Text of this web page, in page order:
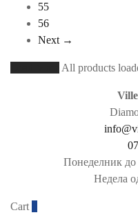
55
56
Next →
All products
Понеделник до
Недела
Cart